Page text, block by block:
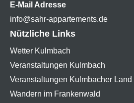
E-Mail Adresse
info@sahr-appartements.de
Nützliche Links
Wetter Kulmbach
Veranstaltungen Kulmbach
Veranstaltungen Kulmbacher Land
Wandern im Frankenwald